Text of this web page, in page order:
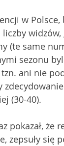
w
widzów,
(te same
sezonu
ani nie
(30-40).
pokazał, że
zepsuły się